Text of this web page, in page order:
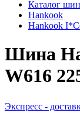
Каталог шин
Hankook
Hankook
Шина
W616
Экспресс -